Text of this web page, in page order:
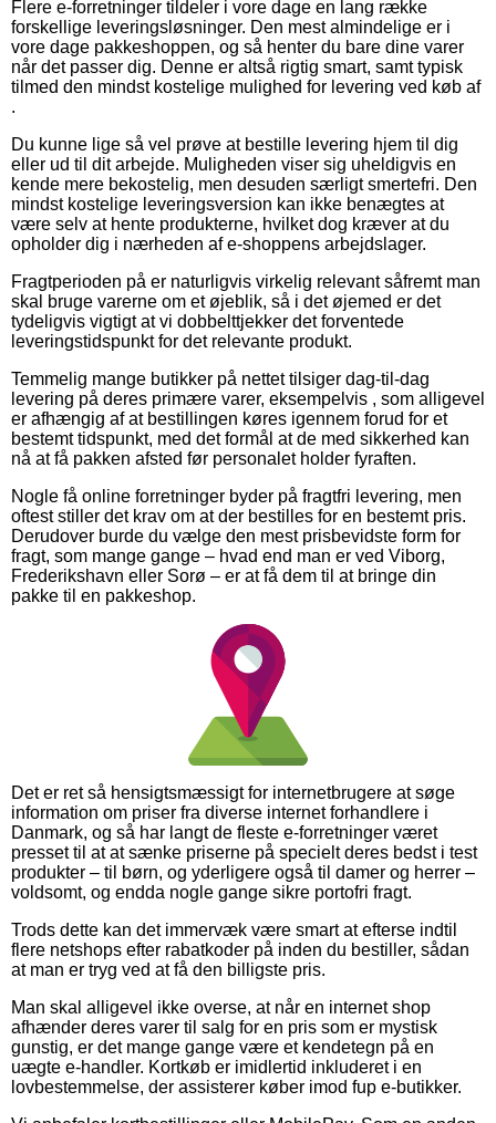
Flere e-forretninger tildeler i vore dage en lang række
forskellige leveringsløsninger. Den mest almindelige er i
vore dage pakkeshoppen, og så henter du bare dine varer
når det passer dig. Denne er altså rigtig smart, samt typisk
tilmed den mindst kostelige mulighed for levering ved køb af
.
Du kunne lige så vel prøve at bestille levering hjem til dig
eller ud til dit arbejde. Muligheden viser sig uheldigvis en
kende mere bekostelig, men desuden særligt smertefri. Den
mindst kostelige leveringsversion kan ikke benægtes at
være selv at hente produkterne, hvilket dog kræver at du
opholder dig i nærheden af e-shoppens arbejdslager.
Fragtperioden på er naturligvis virkelig relevant såfremt man
skal bruge varerne om et øjeblik, så i det øjemed er det
tydeligvis vigtigt at vi dobbelttjekker det forventede
leveringstidspunkt for det relevante produkt.
Temmelig mange butikker på nettet tilsiger dag-til-dag
levering på deres primære varer, eksempelvis , som alligevel
er afhængig af at bestillingen køres igennem forud for et
bestemt tidspunkt, med det formål at de med sikkerhed kan
nå at få pakken afsted før personalet holder fyraften.
Nogle få online forretninger byder på fragtfri levering, men
oftest stiller det krav om at der bestilles for en bestemt pris.
Derudover burde du vælge den mest prisbevidste form for
fragt, som mange gange – hvad end man er ved Viborg,
Frederikshavn eller Sorø – er at få dem til at bringe din
pakke til en pakkeshop.
Det er ret så hensigtsmæssigt for internetbrugere at søge
information om priser fra diverse internet forhandlere i
Danmark, og så har langt de fleste e-forretninger været
presset til at at sænke priserne på specielt deres bedst i test
produkter – til børn, og yderligere også til damer og herrer –
voldsomt, og endda nogle gange sikre portofri fragt.
Trods dette kan det immervæk være smart at efterse indtil
flere netshops efter rabatkoder på inden du bestiller, sådan
at man er tryg ved at få den billigste pris.
Man skal alligevel ikke overse, at når en internet shop
afhænder deres varer til salg for en pris som er mystisk
gunstig, er det mange gange være et kendetegn på en
uægte e-handler. Kortkøb er imidlertid inkluderet i en
lovbestemmelse, der assisterer køber imod fup e-butikker.